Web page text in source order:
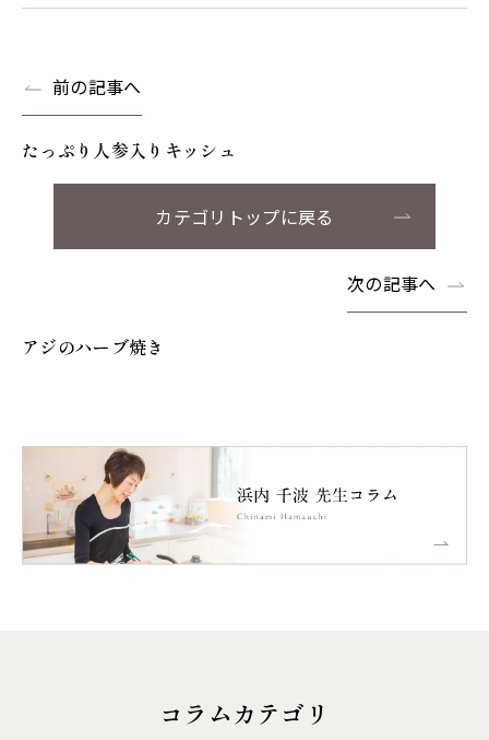
前の記事へ
たっぷり人参入りキッシュ
カテゴリトップに戻る
次の記事へ
アジのハーブ焼き
コラムカテゴリ